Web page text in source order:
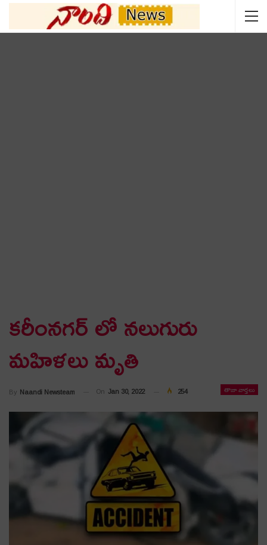
కరీంనగర్ లో నలుగురు
మహిళలు మృతి
తాజా వార్తలు
By Naandi Newsteam On Jan 30, 2022 254